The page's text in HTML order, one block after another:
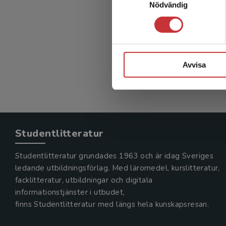
Nödvändig
Avvisa
Studentlitteratur
Studentlitteratur grundades 1963 och är idag Sveriges
ledande utbildningsförlag. Med läromedel, kurslitteratur,
facklitteratur, utbildningar och digitala
informationstjänster i utbudet,
finns Studentlitteratur med längs hela kunskapsresan.